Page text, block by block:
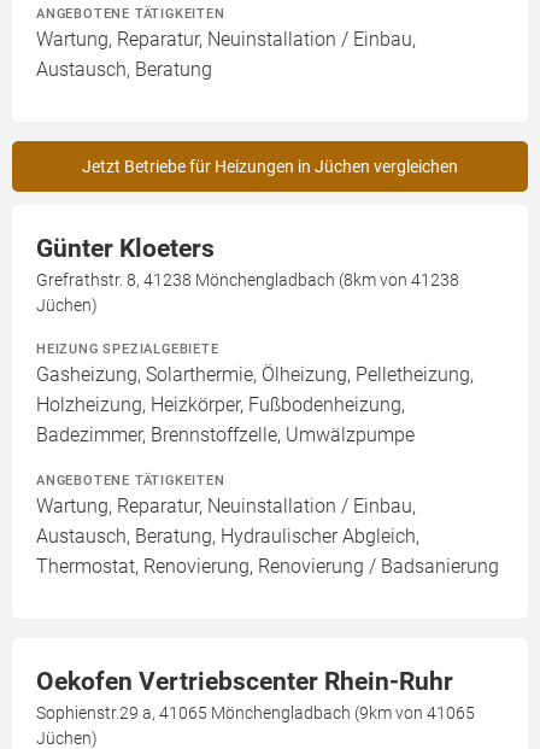
ANGEBOTENE TÄTIGKEITEN
Wartung, Reparatur, Neuinstallation / Einbau,
Austausch, Beratung
Jetzt Betriebe für Heizungen in Jüchen vergleichen
Günter Kloeters
Grefrathstr. 8, 41238 Mönchengladbach (8km von 41238
Jüchen)
HEIZUNG SPEZIALGEBIETE
Gasheizung, Solarthermie, Ölheizung, Pelletheizung,
Holzheizung, Heizkörper, Fußbodenheizung,
Badezimmer, Brennstoffzelle, Umwälzpumpe
ANGEBOTENE TÄTIGKEITEN
Wartung, Reparatur, Neuinstallation / Einbau,
Austausch, Beratung, Hydraulischer Abgleich,
Thermostat, Renovierung, Renovierung / Badsanierung
Oekofen Vertriebscenter Rhein-Ruhr
Sophienstr.29 a, 41065 Mönchengladbach (9km von 41065
Jüchen)